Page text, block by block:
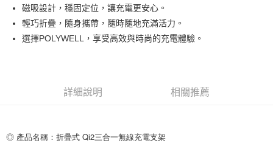
悠遊付
ATM付款
磁吸設計，穩固定位，讓充電更安心。
輕巧折疊，隨身攜帶，隨時隨地充滿活力。
選擇POLYWELL，享受高效與時尚的充電體驗。
詳細說明 相關推薦
◎ 產品名稱：折疊式 Qi2三合一無線充電支架